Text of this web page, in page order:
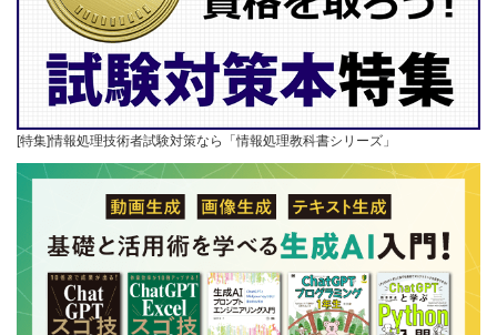
[特集]情報処理技術者試験対策なら「情報処理教科書シリーズ」